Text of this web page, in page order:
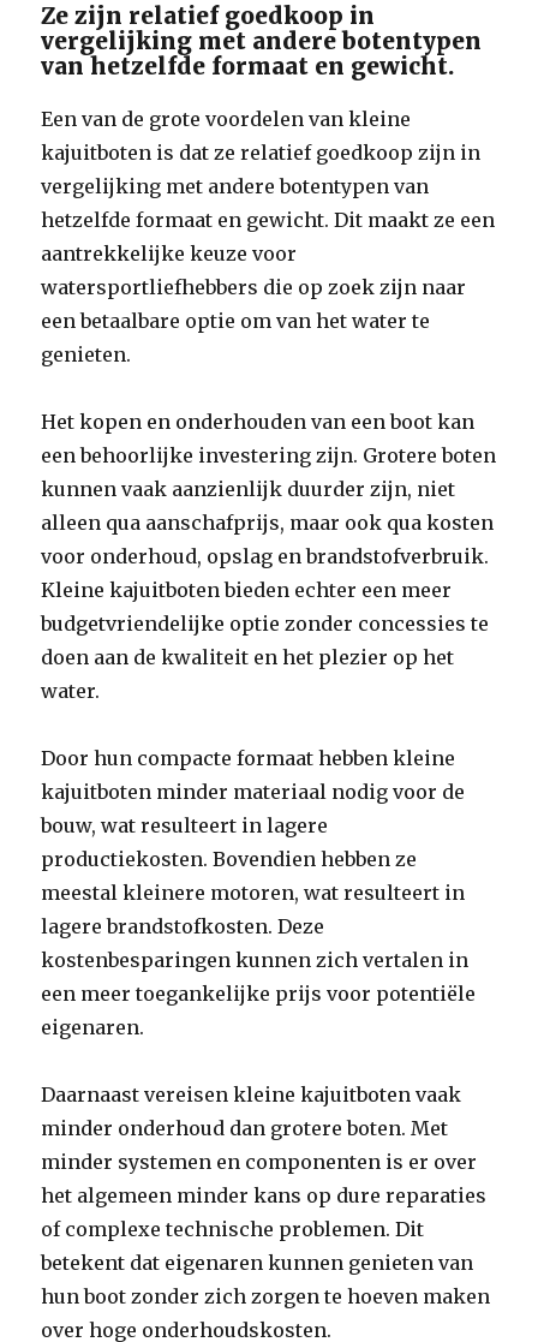
Ze zijn relatief goedkoop in
vergelijking met andere botentypen
van hetzelfde formaat en gewicht.
Een van de grote voordelen van kleine
kajuitboten is dat ze relatief goedkoop zijn in
vergelijking met andere botentypen van
hetzelfde formaat en gewicht. Dit maakt ze een
aantrekkelijke keuze voor
watersportliefhebbers die op zoek zijn naar
een betaalbare optie om van het water te
genieten.
Het kopen en onderhouden van een boot kan
een behoorlijke investering zijn. Grotere boten
kunnen vaak aanzienlijk duurder zijn, niet
alleen qua aanschafprijs, maar ook qua kosten
voor onderhoud, opslag en brandstofverbruik.
Kleine kajuitboten bieden echter een meer
budgetvriendelijke optie zonder concessies te
doen aan de kwaliteit en het plezier op het
water.
Door hun compacte formaat hebben kleine
kajuitboten minder materiaal nodig voor de
bouw, wat resulteert in lagere
productiekosten. Bovendien hebben ze
meestal kleinere motoren, wat resulteert in
lagere brandstofkosten. Deze
kostenbesparingen kunnen zich vertalen in
een meer toegankelijke prijs voor potentiële
eigenaren.
Daarnaast vereisen kleine kajuitboten vaak
minder onderhoud dan grotere boten. Met
minder systemen en componenten is er over
het algemeen minder kans op dure reparaties
of complexe technische problemen. Dit
betekent dat eigenaren kunnen genieten van
hun boot zonder zich zorgen te hoeven maken
over hoge onderhoudskosten.